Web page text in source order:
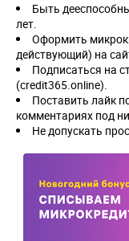
Быть
лет.
Оформить
действующий) на
Подписаться на
(credit365.online).
Поставить лайк
комментариях под
Не допускать